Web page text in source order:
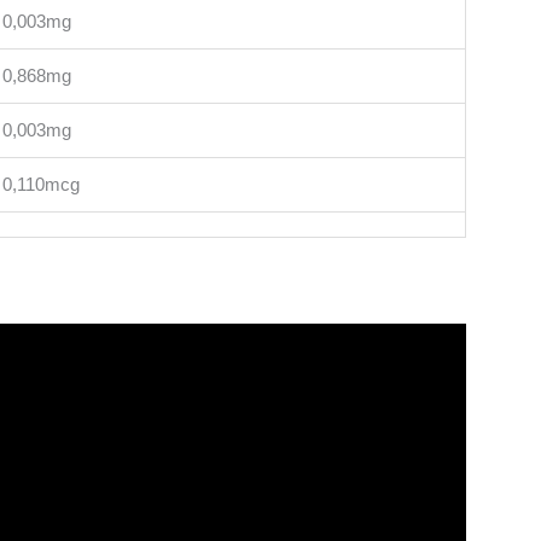
0,003mg
0,868mg
0,003mg
0,110mcg